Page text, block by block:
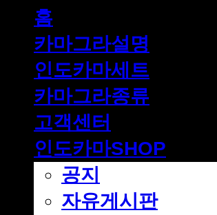
홈
카마그라설명
인도카마세트
카마그라종류
고객센터
인도카마SHOP
공지
자유게시판